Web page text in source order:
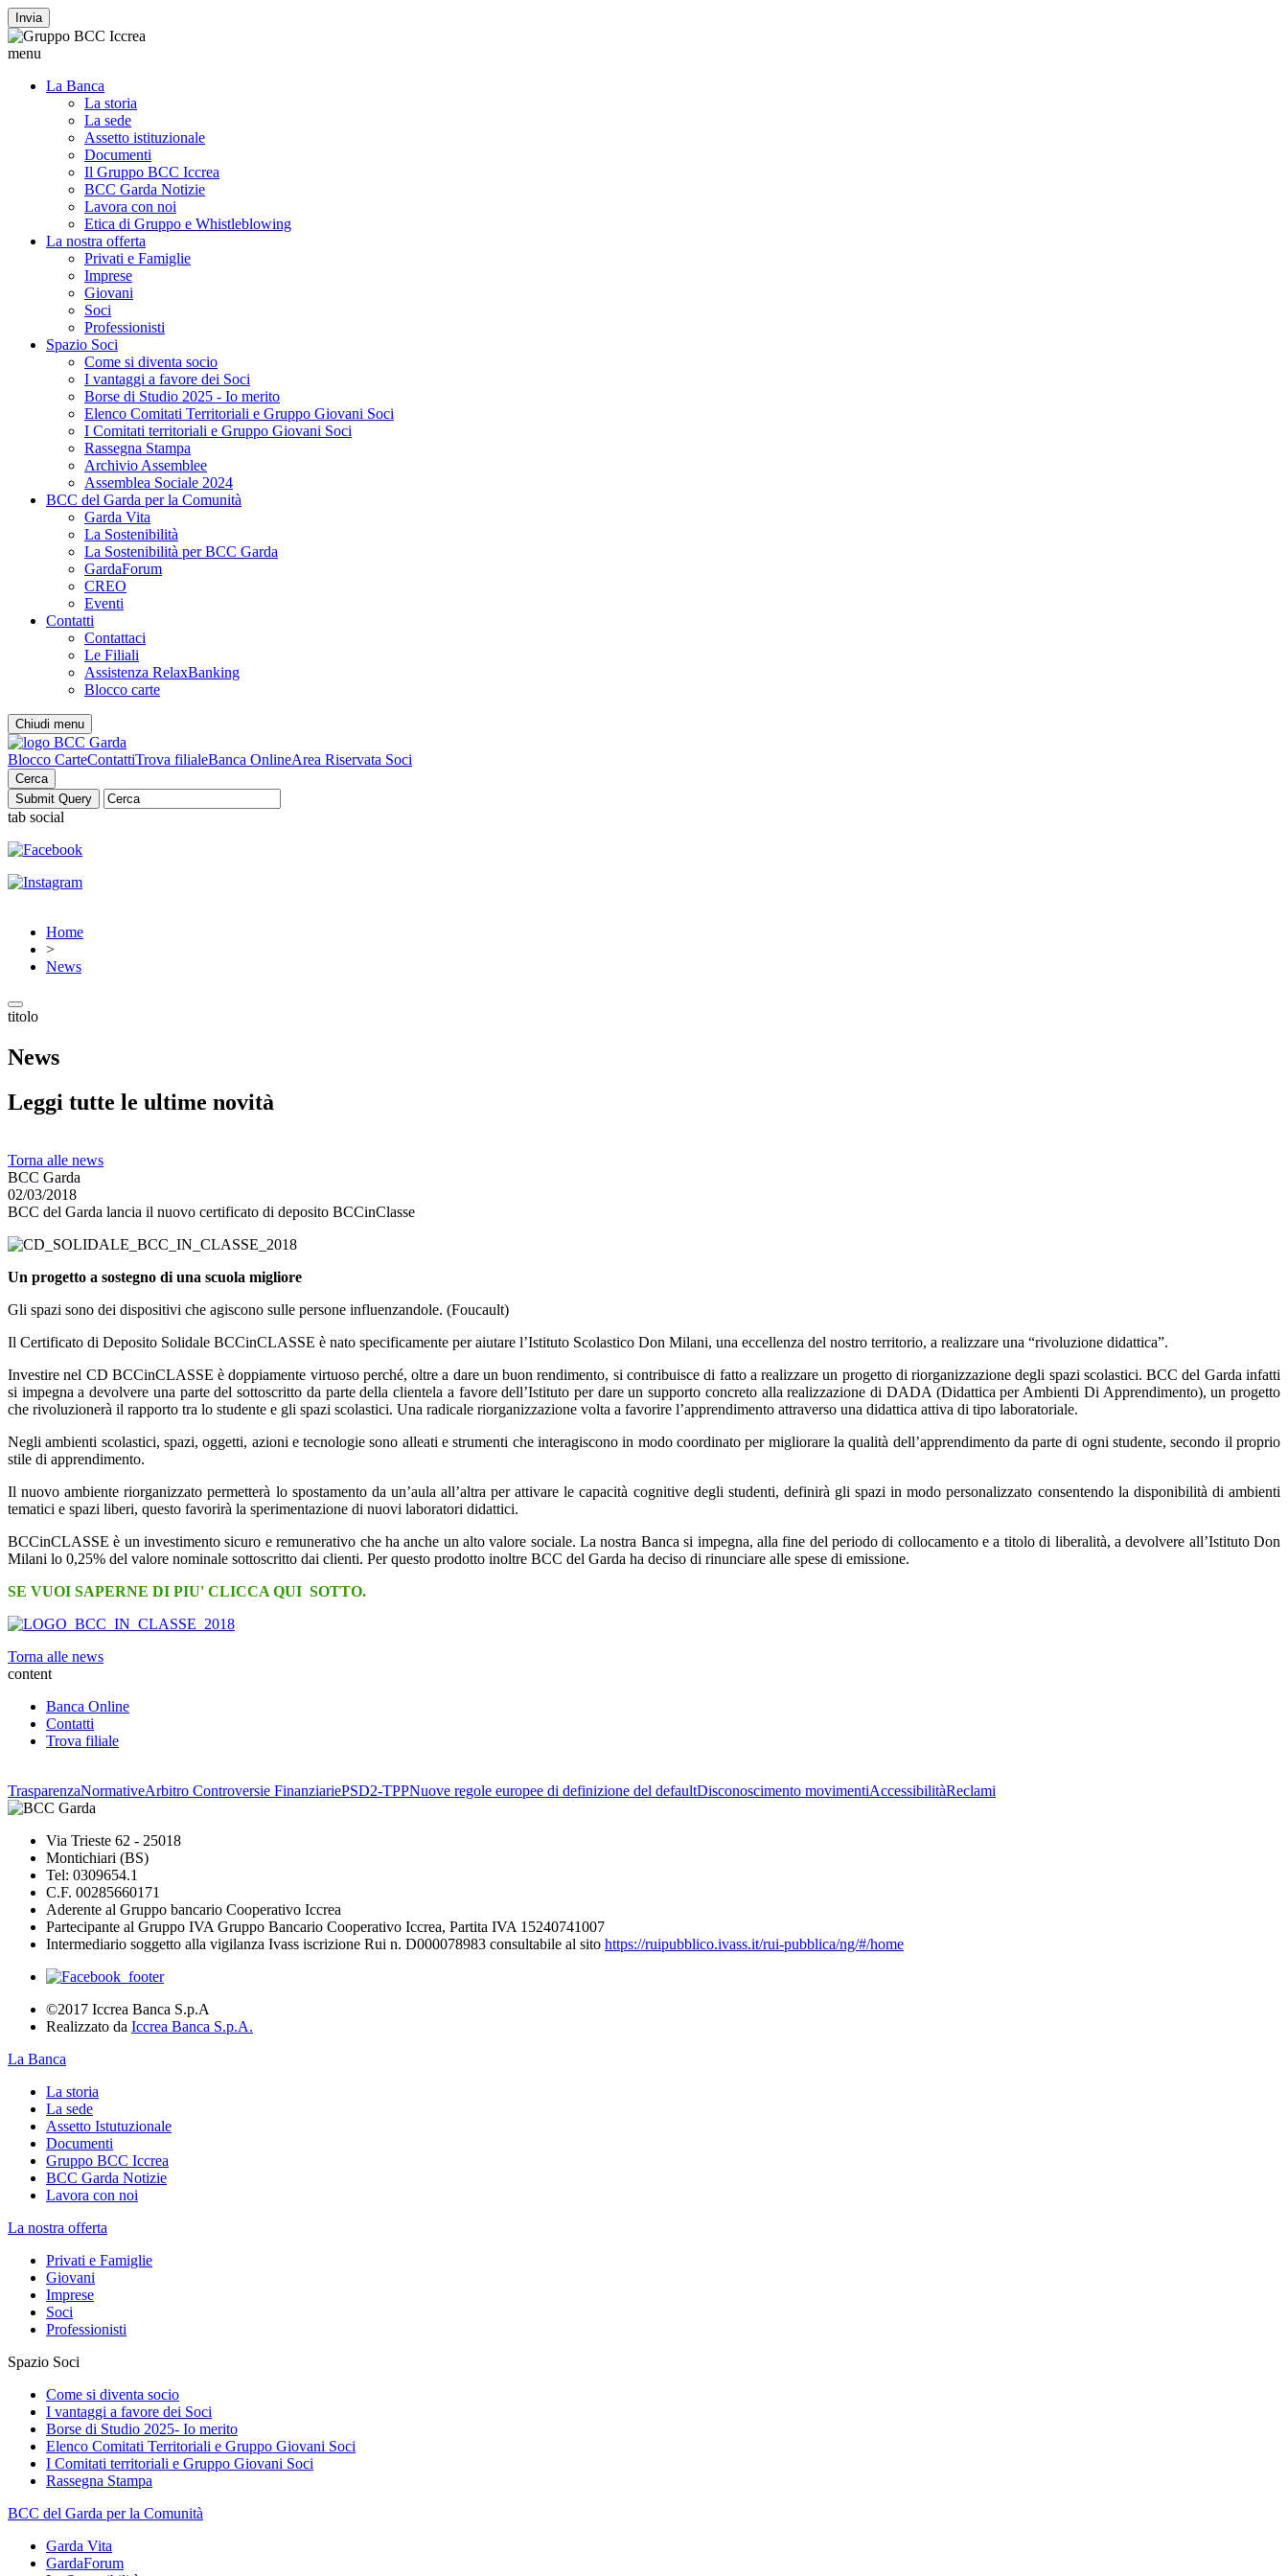
Invia
menu
La Banca
La storia
La sede
Assetto istituzionale
Documenti
Il Gruppo BCC Iccrea
BCC Garda Notizie
Lavora con noi
Etica di Gruppo e Whistleblowing
La nostra offerta
Privati e Famiglie
Imprese
Giovani
Soci
Professionisti
Spazio Soci
Come si diventa socio
I vantaggi a favore dei Soci
Borse di Studio 2025 - Io merito
Elenco Comitati Territoriali e Gruppo Giovani Soci
I Comitati territoriali e Gruppo Giovani Soci
Rassegna Stampa
Archivio Assemblee
Assemblea Sociale 2024
BCC del Garda per la Comunità
Garda Vita
La Sostenibilità
La Sostenibilità per BCC Garda
GardaForum
CREO
Eventi
Contatti
Contattaci
Le Filiali
Assistenza RelaxBanking
Blocco carte
Chiudi menu
Blocco CarteContattiTrova filialeBanca OnlineArea Riservata Soci
Cerca
tab social
Home
>
News
titolo
News
Leggi tutte le ultime novità
Torna alle news
BCC Garda
02/03/2018
BCC del Garda lancia il nuovo certificato di deposito BCCinClasse
Un progetto a sostegno di una scuola migliore
Gli spazi sono dei dispositivi che agiscono sulle persone influenzandole. (Foucault)
Il Certificato di Deposito Solidale BCCinCLASSE è nato specificamente per aiutare l’Istituto Scolastico Don Milani, una eccellenza del nostro territorio, a realizzare una “rivoluzione didattica”.
Investire nel CD BCCinCLASSE è doppiamente virtuoso perché, oltre a dare un buon rendimento, si contribuisce di fatto a realizzare un progetto di riorganizzazione degli spazi scolastici. BCC del Garda infatti
si impegna a devolvere una parte del sottoscritto da parte della clientela a favore dell’Istituto per dare un supporto concreto alla realizzazione di DADA (Didattica per Ambienti Di Apprendimento), un progetto
che rivoluzionerà il rapporto tra lo studente e gli spazi scolastici. Una radicale riorganizzazione volta a favorire l’apprendimento attraverso una didattica attiva di tipo laboratoriale.
Negli ambienti scolastici, spazi, oggetti, azioni e tecnologie sono alleati e strumenti che interagiscono in modo coordinato per migliorare la qualità dell’apprendimento da parte di ogni studente, secondo il proprio
stile di apprendimento.
Il nuovo ambiente riorganizzato permetterà lo spostamento da un’aula all’altra per attivare le capacità cognitive degli studenti, definirà gli spazi in modo personalizzato consentendo la disponibilità di ambienti
tematici e spazi liberi, questo favorirà la sperimentazione di nuovi laboratori didattici.
BCCinCLASSE è un investimento sicuro e remunerativo che ha anche un alto valore sociale. La nostra Banca si impegna, alla fine del periodo di collocamento e a titolo di liberalità, a devolvere all’Istituto Don
Milani lo 0,25% del valore nominale sottoscritto dai clienti. Per questo prodotto inoltre BCC del Garda ha deciso di rinunciare alle spese di emissione.
SE VUOI SAPERNE DI PIU' CLICCA QUI SOTTO.
Torna alle news
content
Banca Online
Contatti
Trova filiale
TrasparenzaNormativeArbitro Controversie FinanziariePSD2-TPPNuove regole europee di definizione del defaultDisconoscimento movimentiAccessibilitàReclami
Via Trieste 62 - 25018
Montichiari (BS)
Tel: 0309654.1
C.F. 00285660171
Aderente al Gruppo bancario Cooperativo Iccrea
Partecipante al Gruppo IVA Gruppo Bancario Cooperativo Iccrea, Partita IVA 15240741007
Intermediario soggetto alla vigilanza Ivass iscrizione Rui n. D000078983 consultabile al sito https://ruipubblico.ivass.it/rui-pubblica/ng/#/home
©2017 Iccrea Banca S.p.A
Realizzato da Iccrea Banca S.p.A.
La Banca
La storia
La sede
Assetto Istutuzionale
Documenti
Gruppo BCC Iccrea
BCC Garda Notizie
Lavora con noi
La nostra offerta
Privati e Famiglie
Giovani
Imprese
Soci
Professionisti
Spazio Soci
Come si diventa socio
I vantaggi a favore dei Soci
Borse di Studio 2025- Io merito
Elenco Comitati Territoriali e Gruppo Giovani Soci
I Comitati territoriali e Gruppo Giovani Soci
Rassegna Stampa
BCC del Garda per la Comunità
Garda Vita
GardaForum